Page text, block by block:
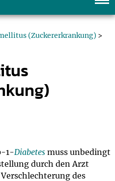
(Zuckererkrankung) >
1-Diabetesmuss unbedingt
durch den Arzt
des